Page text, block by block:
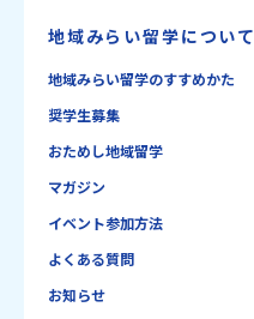
地域みらい留学について
地域みらい留学のすすめかた
奨学生募集
おためし地域留学
マガジン
イベント参加方法
よくある質問
お知らせ